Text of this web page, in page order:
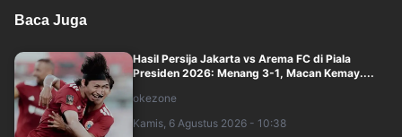
Baca Juga
Hasil Persija Jakarta vs Arema FC di Piala
Presiden 2026: Menang 3-1, Macan Kemay....
okezone
Kamis, 6 Agustus 2026 - 10:38